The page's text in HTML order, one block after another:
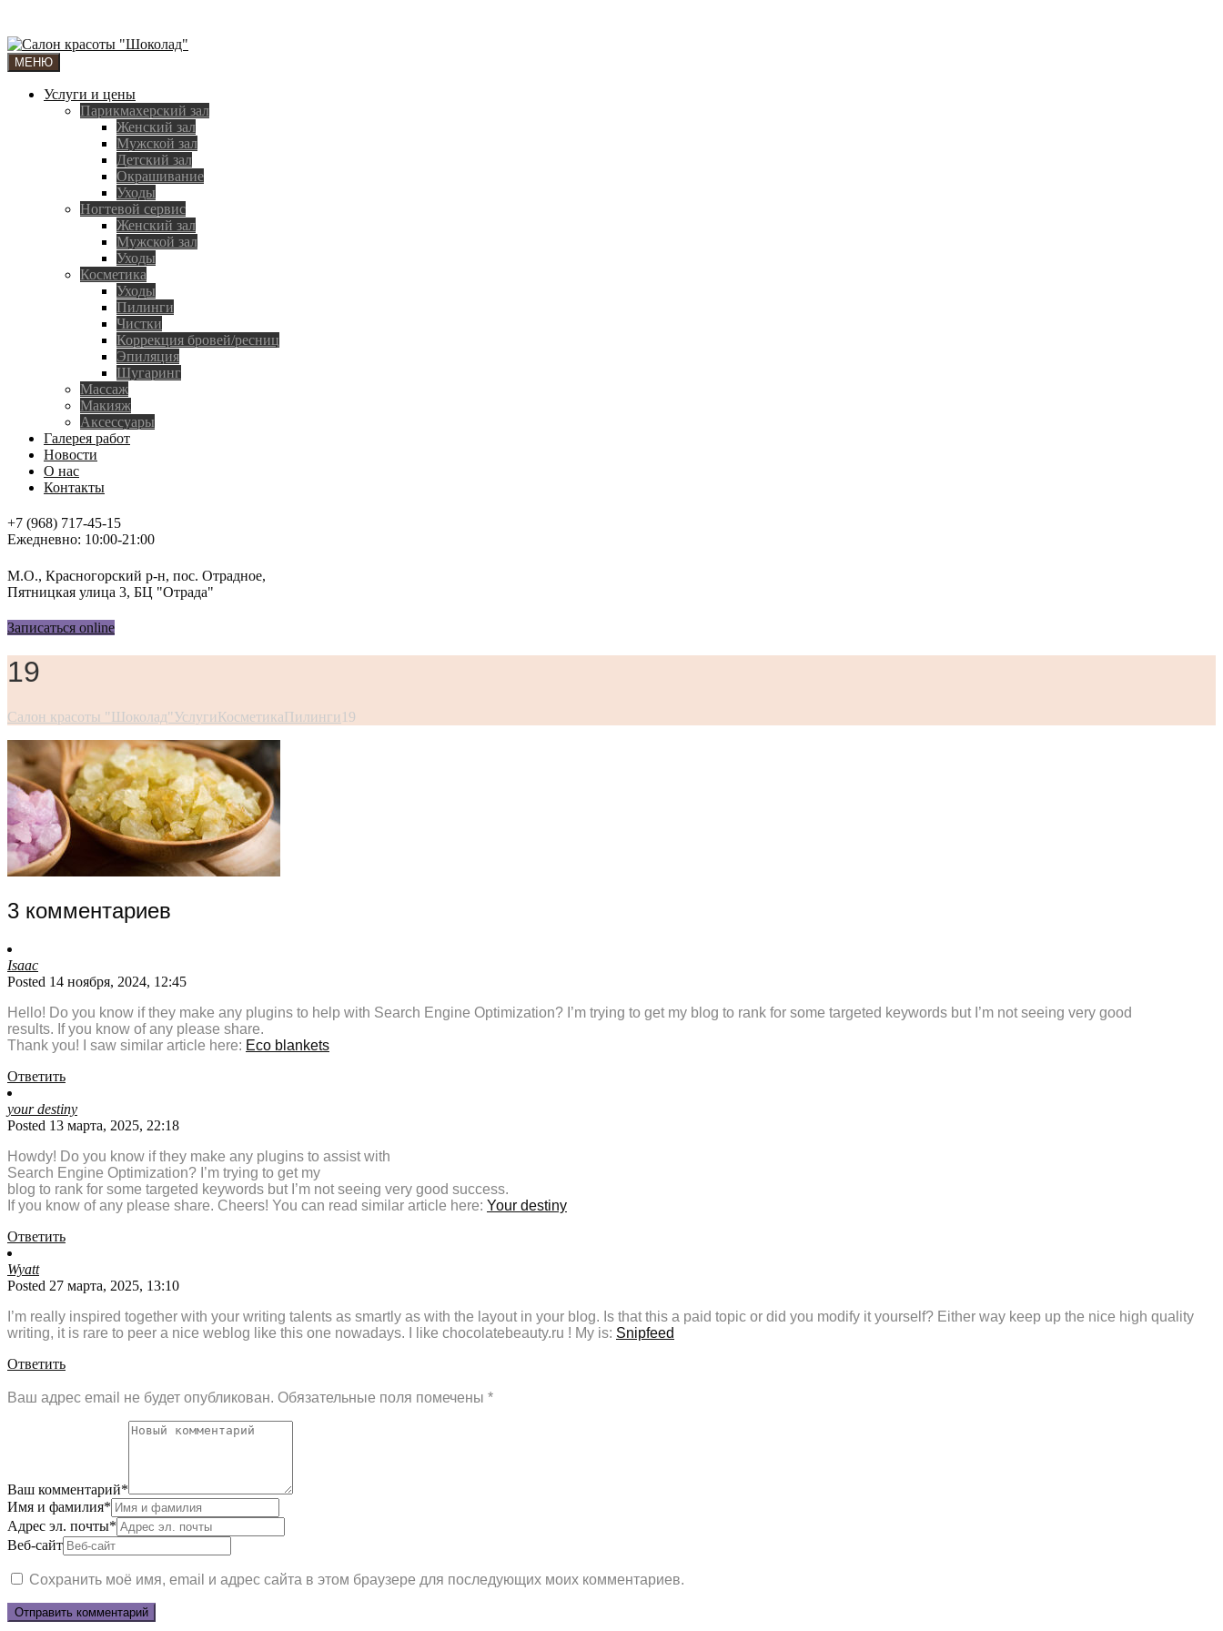
МЕНЮ
Услуги и цены
Парикмахерский зал
Женский зал
Мужской зал
Детский зал
Окрашивание
Уходы
Ногтевой сервис
Женский зал
Мужской зал
Уходы
Косметика
Уходы
Пилинги
Чистки
Коррекция бровей/ресниц
Эпиляция
Шугаринг
Массаж
Макияж
Аксессуары
Галерея работ
Новости
О нас
Контакты
+7 (968) 717-45-15
Ежедневно: 10:00-21:00
М.О., Красногорский р-н, пос. Отрадное,
Пятницкая улица 3, БЦ "Отрада"
Записаться online
19
Салон красоты "Шоколад"УслугиКосметикаПилинги 19
3 комментариев
Isaac
Posted 14 ноября, 2024, 12:45
Hello! Do you know if they make any plugins to help with Search Engine Optimization? I’m trying to get my blog to rank for some targeted keywords but I’m not seeing very good
results. If you know of any please share.
Thank you! I saw similar article here: Eco blankets
Ответить
your destiny
Posted 13 марта, 2025, 22:18
Howdy! Do you know if they make any plugins to assist with
Search Engine Optimization? I’m trying to get my
blog to rank for some targeted keywords but I’m not seeing very good success.
If you know of any please share. Cheers! You can read similar article here: Your destiny
Ответить
Wyatt
Posted 27 марта, 2025, 13:10
I’m really inspired together with your writing talents as smartly as with the layout in your blog. Is that this a paid topic or did you modify it yourself? Either way keep up the nice high quality
writing, it is rare to peer a nice weblog like this one nowadays. I like chocolatebeauty.ru ! My is: Snipfeed
Ответить
Ваш адрес email не будет опубликован. Обязательные поля помечены *
Ваш комментарий*
Имя и фамилия*
Адрес эл. почты*
Веб-сайт
Сохранить моё имя, email и адрес сайта в этом браузере для последующих моих комментариев.